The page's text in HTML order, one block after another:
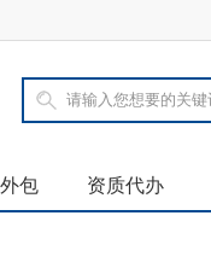
包 资质代办